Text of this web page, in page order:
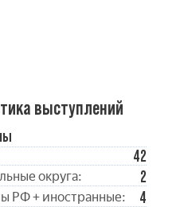
выступлений
42
округа: 2
РФ + иностранные:
4